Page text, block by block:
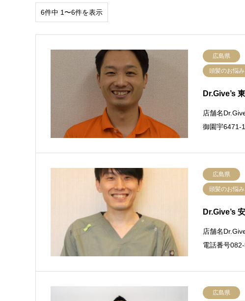
6件中 1〜6件を表示
広島県
頭髪のお悩み
Dr.Give’s
店舗名
御園宇6471-
広島県
頭髪のお悩み
Dr.Give’s
店舗名
電話番号
広島県